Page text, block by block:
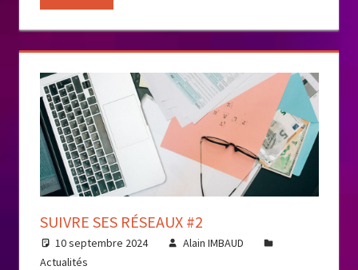
SUIVRE SES RÉSEAUX #2
10 septembre 2024
Alain IMBAUD
Actualités